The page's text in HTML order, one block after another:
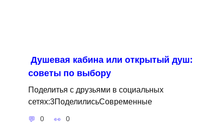
Душевая кабина или открытый душ:
советы по выбору
Поделитья с друзьями в социальных
сетях:3ПоделилисьСовременные
0 0